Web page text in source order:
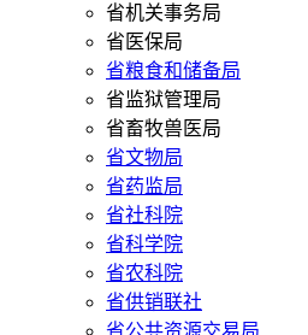
省机关事务局
省医保局
省粮食和储备局
省监狱管理局
省畜牧兽医局
省文物局
省药监局
省社科院
省科学院
省农科院
省供销联社
省公共资源交易局